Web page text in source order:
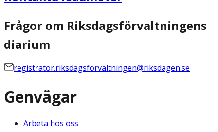
Frågor om Riksdagsförvaltningens
diarium
registrator.riksdagsforvaltningen@riksdagen.se
Genvägar
Arbeta hos oss